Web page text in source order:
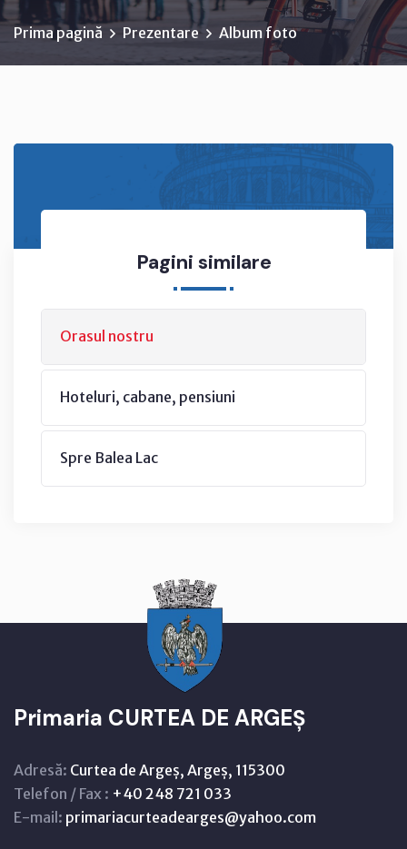
Prima pagină Prezentare Album foto
Pagini similare
Orasul nostru
Hoteluri, cabane, pensiuni
Spre Balea Lac
Primaria CURTEA DE ARGEȘ
Adresă: Curtea de Argeș, Argeș, 115300
Telefon / Fax : +40 248 721 033
E-mail: primariacurteadearges@yahoo.com